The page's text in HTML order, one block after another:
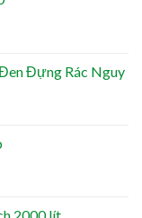
Đựng Rác Nguy
2000 lít